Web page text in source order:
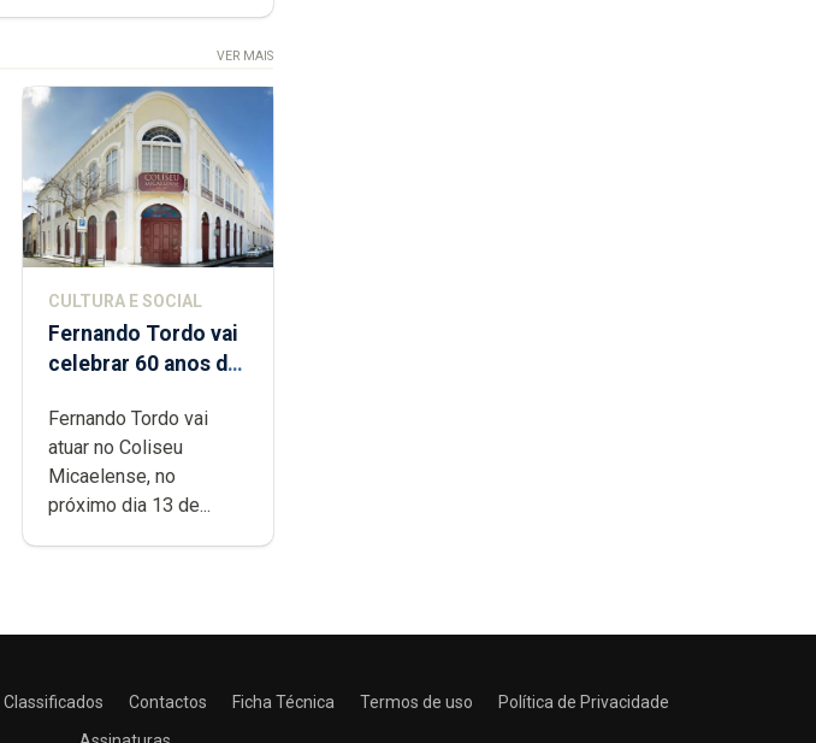
VER MAIS
CULTURA E SOCIAL
Fernando Tordo vai
celebrar 60 anos de
Micaelense
Fernando Tordo vai
atuar no Coliseu
Micaelense, no
próximo dia 13 de...
Classificados Contactos Ficha Técnica Termos de uso
Política de Privacidade